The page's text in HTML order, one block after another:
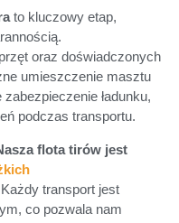
to kluczowy etap,
oraz doświadczonych
umieszczenie masztu
ładunku,
podczas transportu.
flota tirów jest
Każdy transport jest
co pozwala nam